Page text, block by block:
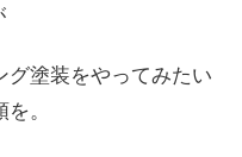
グ塗装をやってみたい
。